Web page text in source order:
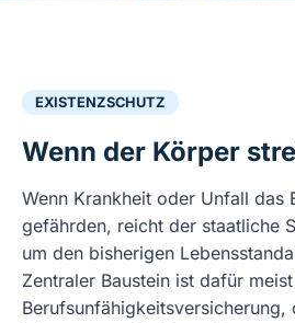
EXISTENZSCHUTZ
Wenn der Körper
Wenn Krankheit oder Unfall das
gefährden, reicht der staatliche
um den bisherigen
Zentraler Baustein ist dafür
Berufsunfähigkeitsversicherung,